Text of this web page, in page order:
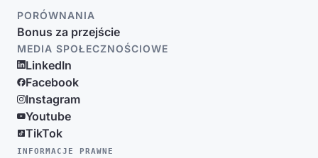
PORÓWNANIA
Bonus za przejście
MEDIA SPOŁECZNOŚCIOWE
LinkedIn
Facebook
Instagram
Youtube
TikTok
INFORMACJE PRAWNE